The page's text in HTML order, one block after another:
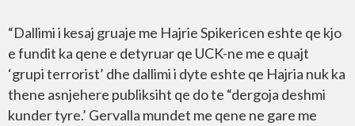
“Dallimi i kesaj gruaje me Hajrie Spikericen eshte qe kjo
e fundit ka qene e detyruar qe UCK-ne me e quajt
‘grupi terrorist’ dhe dallimi i dyte eshte qe Hajria nuk ka
thene asnjehere publiksiht qe do te “dergoja deshmi
kunder tyre.’ Gervalla mundet me qene ne gare me